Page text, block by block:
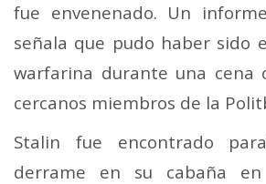
fue envenenado. Un
señala que pudo haber sido
warfarina durante una cena
cercanos miembros de la
Stalin fue encontrado
derrame en su cabaña en